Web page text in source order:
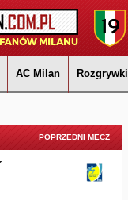
AC Milan Rozgrywki
POPRZEDNI MECZ